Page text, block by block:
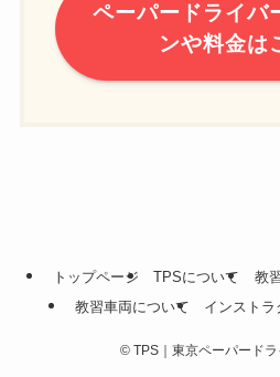
ペーパードライバ
ンや料金は
トップページ TPSについて 教
教習車両について
インスト
© TPS｜東京ペーパード